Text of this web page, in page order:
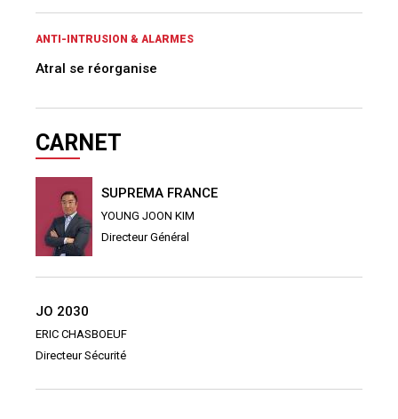
ANTI-INTRUSION & ALARMES
Atral se réorganise
CARNET
SUPREMA FRANCE
YOUNG JOON KIM
Directeur Général
JO 2030
ERIC CHASBOEUF
Directeur Sécurité